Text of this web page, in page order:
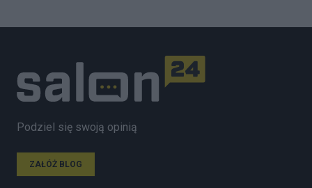
Podziel się swoją opinią
ZAŁÓŻ BLOG